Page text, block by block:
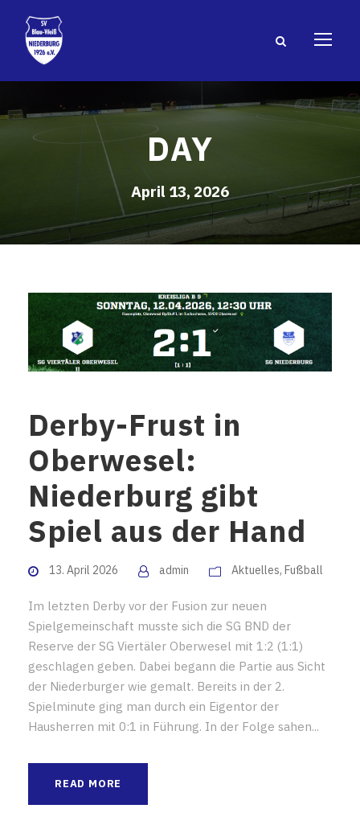
DAY
April 13, 2026
Derby-Frust in
Oberwesel:
Niederburg gibt
Spiel aus der Hand
13. April 2026 admin Aktuelles, Fußball
Im letzten Derby vor der Fusion zur neuen
Spielgemeinschaft musste sich die SG BND der
Reserve der SG Viertäler Oberwesel mit 1:2 (1:1)
geschlagen geben. Dabei begann die Partie aus Sicht
der Niederburger wie gemalt. Bereits in der 2.
Spielminute ging man durch ein Eigentor der
Hausherren mit 0:1 in Führung. In der Folge sahen...
READ MORE